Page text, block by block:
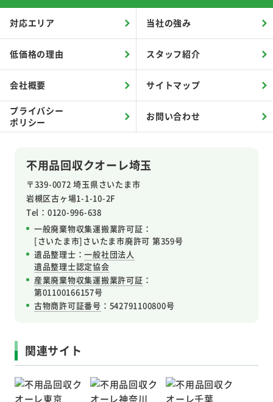
不用品回収クオーレ埼玉
〒339-0072 埼玉県さいたま市
岩槻区古ヶ場1-1-10-2F
Tel：0120-996-638
一般廃棄物収集運搬業許可証：
[さいたま市]さいたま市廃許可 第359号
遺品整理士：一般社団法人
遺品整理士認定協会
産業廃棄物収集運搬業許可証 ：
第01100166157号
古物商許可証番号 ：542791100800号
対応エリア 当社の強み
低価格の理由 スタッフ紹介
会社概要 サイトマップ
プライバシー
ポリシー
お問い合わせ
関連サイト